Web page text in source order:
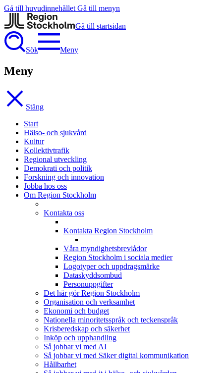
Gå till huvudinnehållet Gå till menyn
Gå till startsidan
Sök Meny
Meny
Stäng
Start
Hälso- och sjukvård
Kultur
Kollektivtrafik
Regional utveckling
Demokrati och politik
Forskning och innovation
Jobba hos oss
Om Region Stockholm
Kontakta oss
Kontakta Region Stockholm
Våra myndighetsbrevlådor
Region Stockholm i sociala medier
Logotyper och uppdragsmärke
Dataskyddsombud
Personuppgifter
Det här gör Region Stockholm
Organisation och verksamhet
Ekonomi och budget
Nationella minoritetsspråk och teckenspråk
Krisberedskap och säkerhet
Inköp och upphandling
Så jobbar vi med AI
Så jobbar vi med Säker digital kommunikation
Hållbarhet